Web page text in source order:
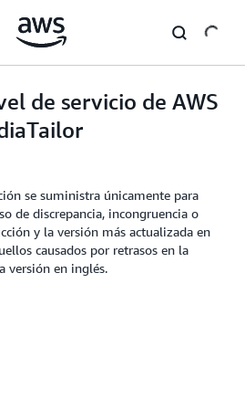
de servicio de AWS
se suministra únicamente para
de discrepancia, incongruencia o
y la versión más actualizada en
causados por retrasos en la
versión en inglés.